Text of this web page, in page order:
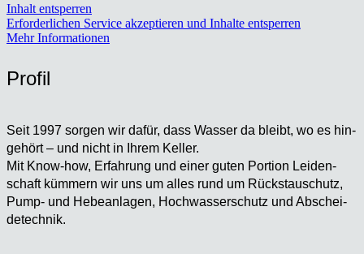
Inhalt entsperren
Erforderlichen Service akzeptieren und Inhalte entsperren
Mehr Informationen
Pro­fil
Seit 1997 sor­gen wir dafür, dass Was­ser da bleibt, wo es hin­
ge­hört – und nicht in Ihrem Kel­ler.
Mit Know-how, Erfah­rung und einer guten Por­ti­on Lei­den­
schaft küm­mern wir uns um alles rund um Rückstau­schutz,
Pump- und Hebe­an­la­gen, Hoch­was­ser­schutz und Abschei­
de­tech­nik.